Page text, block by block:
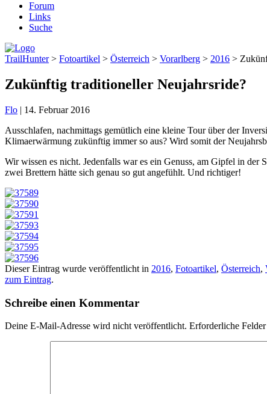
Forum
Links
Suche
TrailHunter> Fotoartikel > Österreich > Vorarlberg > 2016 >
Zukünftig traditioneller Neujahrsride?
Flo | 14. Februar 2016
Ausschlafen, nachmittags gemütlich eine kleine Tour über der
Klimaerwärmung zukünftig immer so aus? Wird somit der
Wir wissen es nicht. Jedenfalls war es ein Genuss, am Gipfel in der
zwei Brettern hätte sich genau so gut angefühlt. Und richtiger!
Dieser Eintrag wurde veröffentlicht in 2016, Fotoartikel, Österreich,
zum Eintrag.
Schreibe einen Kommentar
Deine E-Mail-Adresse wird nicht veröffentlicht. Erforderliche